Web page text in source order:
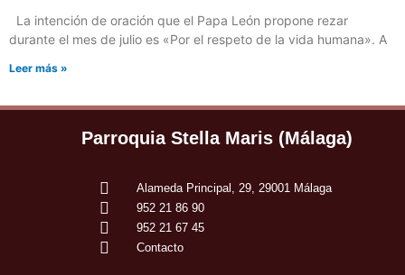
La intención de oración que el Papa León propone rezar
durante el mes de julio es «Por el respeto de la vida humana». A
Leer más »
Parroquia Stella Maris (Málaga)
Alameda Principal, 29, 29001 Málaga
952 21 86 90
952 21 67 45
Contacto